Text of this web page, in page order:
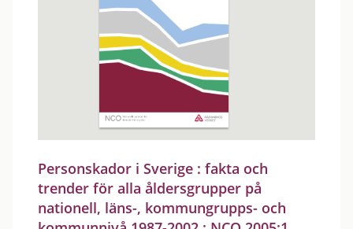
Personskador i Sverige : fakta och
trender för alla åldersgrupper på
nationell, läns-, kommungrupps- och